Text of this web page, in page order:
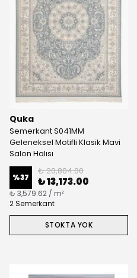
Quka
Semerkant S041MM
Geleneksel Motifli Klasik Mavi
Salon Halısı
%37
₺ 20,804.00
₺ 13,173.00
₺ 3,579.62 / m²
2 Semerkant
STOKTA YOK